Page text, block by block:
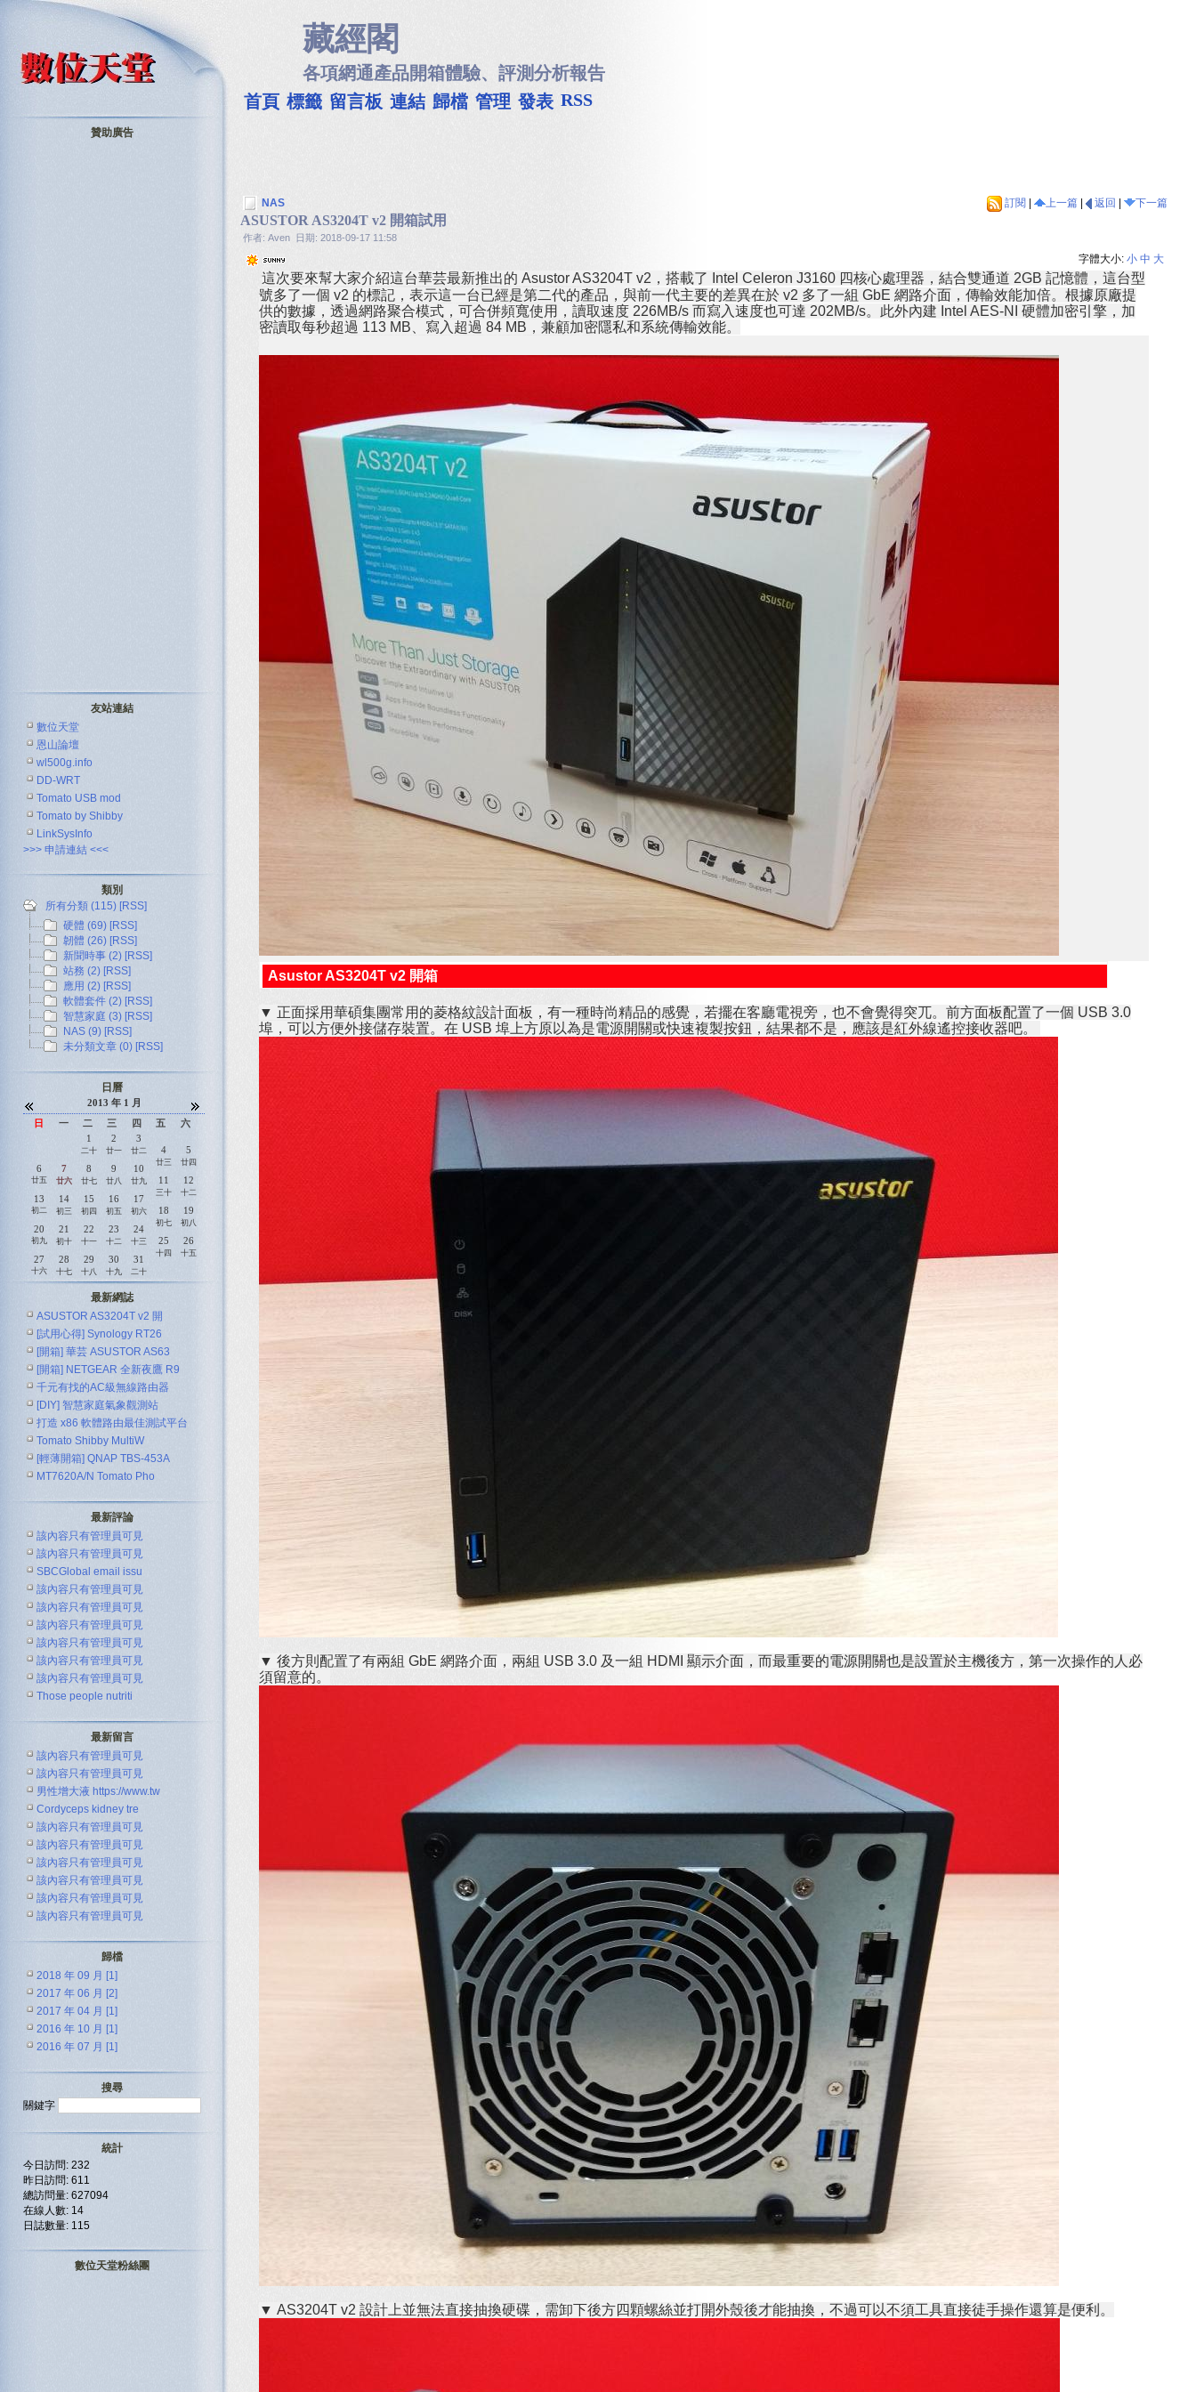
藏經閣
各項網通產品開箱體驗、評測分析報告
首頁 標籤 留言板 連結 歸檔 管理 發表 RSS
訂閱 上一篇 返回 下一篇
NAS
ASUSTOR AS3204T v2 開箱試用
作者: Aven 日期: 2018-09-17 11:58
字體大小: 小 中 大
這次要來幫大家介紹這台華芸最新推出的 Asustor AS3204T v2，搭載了 Intel Celeron J3160 四核心處理器，結合雙通道 2GB 記憶體，這台型
號多了一個 v2 的標記，表示這一台已經是第二代的產品，與前一代主要的差異在於 v2 多了一組 GbE 網路介面，傳輸效能加倍。根據原廠提
供的數據，透過網路聚合模式，可合併頻寬使用，讀取速度 226MB/s 而寫入速度也可達 202MB/s。此外內建 Intel AES-NI 硬體加密引擎，加
密讀取每秒超過 113 MB、寫入超過 84 MB，兼顧加密隱私和系統傳輸效能。
Asustor AS3204T v2 開箱
▼ 正面採用華碩集團常用的菱格紋設計面板，有一種時尚精品的感覺，若擺在客廳電視旁，也不會覺得突兀。前方面板配置了一個 USB 3.0
埠，可以方便外接儲存裝置。在 USB 埠上方原以為是電源開關或快速複製按鈕，結果都不是，應該是紅外線遙控接收器吧。
▼ 後方則配置了有兩組 GbE 網路介面，兩組 USB 3.0 及一組 HDMI 顯示介面，而最重要的電源開關也是設置於主機後方，第一次操作的人必
須留意的。
▼ AS3204T v2 設計上並無法直接抽換硬碟，需卸下後方四顆螺絲並打開外殼後才能抽換，不過可以不須工具直接徒手操作還算是便利。
贊助廣告
友站連結
數位天堂
恩山論壇
wl500g.info
DD-WRT
Tomato USB mod
Tomato by Shibby
LinkSysInfo
>>> 申請連結 <<<
類別
所有分類 (115) [RSS]
硬體 (69) [RSS]
韌體 (26) [RSS]
新聞時事 (2) [RSS]
站務 (2) [RSS]
應用 (2) [RSS]
軟體套件 (2) [RSS]
智慧家庭 (3) [RSS]
NAS (9) [RSS]
未分類文章 (0) [RSS]
日曆
2013 年 1 月
日
一 二 三 四 五
六
1
二十
2
廿一
3
廿二 4
廿三
5
廿四
6
廿五
7
廿六
8
廿七
9
廿八
10
廿九 11
三十
12
十二
13
初二
14
初三
15
初四
16
初五
17
初六 18
初七
19
初八
20
初九
21
初十
22
十一
23
十二
24
十三 25
十四
26
十五
27
十六
28
十七
29
十八
30
十九
31
二十
最新網誌
ASUSTOR AS3204T v2 開
[試用心得] Synology RT26
[開箱] 華芸 ASUSTOR AS63
[開箱] NETGEAR 全新夜鷹 R9
千元有找的AC級無線路由器
ASUS R
[DIY] 智慧家庭氣象觀測站
打造 x86 軟體路由最佳測試平台
Tomato Shibby MultiW
[輕薄開箱] QNAP TBS-453A
MT7620A/N Tomato Pho
最新評論
該內容只有管理員可見
該內容只有管理員可見
SBCGlobal email issu
該內容只有管理員可見
該內容只有管理員可見
該內容只有管理員可見
該內容只有管理員可見
該內容只有管理員可見
該內容只有管理員可見
Those people nutriti
最新留言
該內容只有管理員可見
該內容只有管理員可見
男性增大液 https://www.tw
Cordyceps kidney tre
該內容只有管理員可見
該內容只有管理員可見
該內容只有管理員可見
該內容只有管理員可見
該內容只有管理員可見
該內容只有管理員可見
歸檔
2018 年 09 月 [1]
2017 年 06 月 [2]
2017 年 04 月 [1]
2016 年 10 月 [1]
2016 年 07 月 [1]
搜尋
關鍵字
統計
今日訪問: 232
昨日訪問: 611
總訪問量: 627094
在線人數: 14
日誌數量: 115
數位天堂粉絲團